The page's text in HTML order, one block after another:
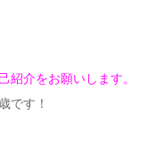
介をお願いします。
です！